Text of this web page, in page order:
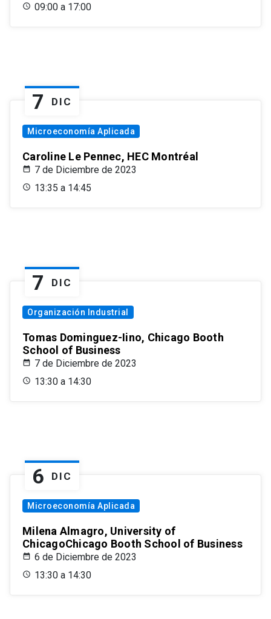
09:00 a 17:00
7 DIC
Microeconomía Aplicada
Caroline Le Pennec, HEC Montréal
7 de Diciembre de 2023
13:35 a 14:45
7 DIC
Organización Industrial
Tomas Dominguez-Iino, Chicago Booth
School of Business
7 de Diciembre de 2023
13:30 a 14:30
6 DIC
Microeconomía Aplicada
Milena Almagro, University of
ChicagoChicago Booth School of Business
6 de Diciembre de 2023
13:30 a 14:30